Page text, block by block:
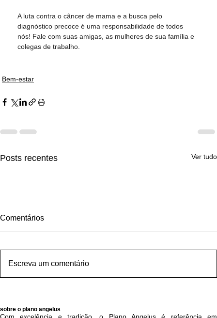
A luta contra o câncer de mama e a busca pelo
diagnóstico precoce é uma responsabilidade de todos
nós! Fale com suas amigas, as mulheres de sua família e
colegas de trabalho.
Bem-estar
Posts recentes Ver tudo
Comentários
Escreva um comentário
sobre o plano angelus
Com excelência e tradição, o Plano Angelus é referência em